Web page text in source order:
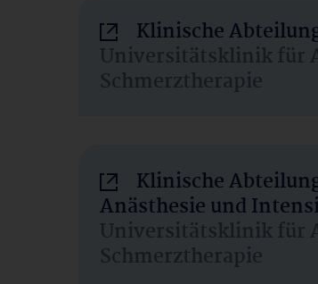
Klinische
Universitätsklinik für
Schmerztherapie
Klinische
Anästhesie und
Universitätsklinik für
Schmerztherapie